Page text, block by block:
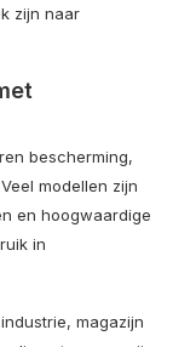
zijn naar
bescherming,
modellen zijn
en hoogwaardige
in
magazijn